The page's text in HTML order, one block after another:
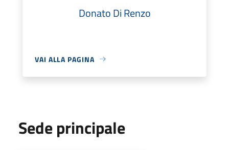
Donato Di Renzo
VAI ALLA PAGINA
Sede principale